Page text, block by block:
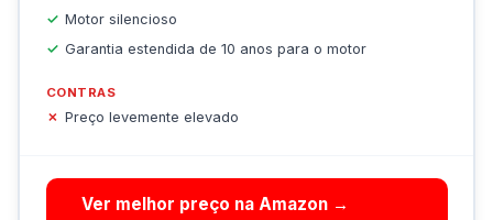
Motor silencioso
Garantia estendida de 10 anos para o motor
CONTRAS
Preço levemente elevado
Ver melhor preço na Amazon →